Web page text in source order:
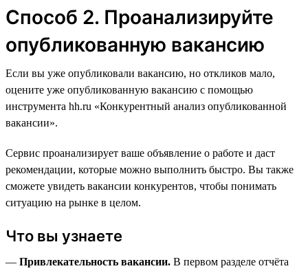
Способ 2. Проанализируйте
опубликованную вакансию
Если вы уже опубликовали вакансию, но откликов мало,
оцените уже опубликованную вакансию с помощью
инструмента hh.ru «Конкурентный анализ опубликованной
вакансии».
Сервис проанализирует ваше объявление о работе и даст
рекомендации, которые можно выполнить быстро. Вы также
сможете увидеть вакансии конкурентов, чтобы понимать
ситуацию на рынке в целом.
Что вы узнаете
— Привлекательность вакансии. В первом разделе отчёта